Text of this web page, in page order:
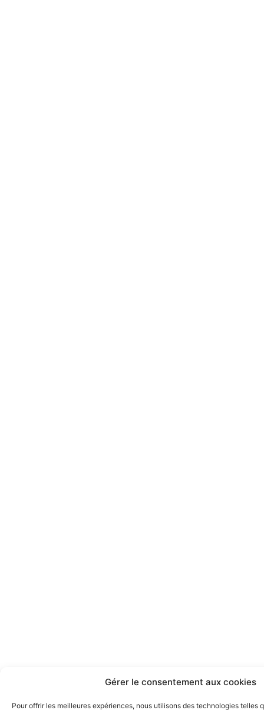
Gérer le consentement aux cookies
Pour offrir les meilleures expériences, nous utilisons des technologies telles